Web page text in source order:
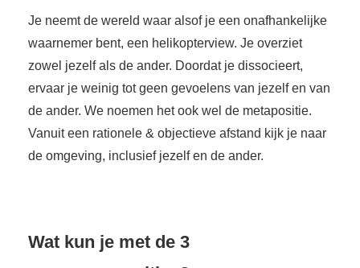
Je neemt de wereld waar alsof je een onafhankelijke
waarnemer bent, een helikopterview. Je overziet
zowel jezelf als de ander. Doordat je dissocieert,
ervaar je weinig tot geen gevoelens van jezelf en van
de ander. We noemen het ook wel de metapositie.
Vanuit een rationele & objectieve afstand kijk je naar
de omgeving, inclusief jezelf en de ander.
Wat kun je met de 3